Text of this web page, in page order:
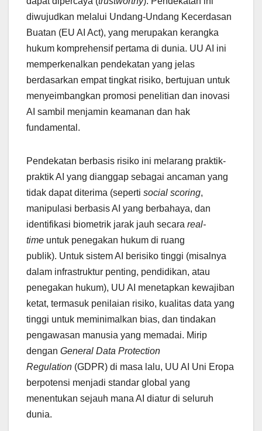
diwujudkan melalui Undang-Undang Kecerdasan
Buatan (EU AI Act), yang merupakan kerangka
hukum komprehensif pertama di dunia. UU AI ini
memperkenalkan pendekatan yang jelas
berdasarkan empat tingkat risiko, bertujuan untuk
menyeimbangkan promosi penelitian dan inovasi
AI sambil menjamin keamanan dan hak
fundamental.
Pendekatan berbasis risiko ini melarang praktik-
praktik AI yang dianggap sebagai ancaman yang
tidak dapat diterima (seperti social scoring,
manipulasi berbasis AI yang berbahaya, dan
identifikasi biometrik jarak jauh secara real-
time untuk penegakan hukum di ruang
publik). Untuk sistem AI berisiko tinggi (misalnya
dalam infrastruktur penting, pendidikan, atau
penegakan hukum), UU AI menetapkan kewajiban
ketat, termasuk penilaian risiko, kualitas data yang
tinggi untuk meminimalkan bias, dan tindakan
pengawasan manusia yang memadai. Mirip
dengan General Data Protection
Regulation (GDPR) di masa lalu, UU AI Uni Eropa
berpotensi menjadi standar global yang
menentukan sejauh mana AI diatur di seluruh
dunia.